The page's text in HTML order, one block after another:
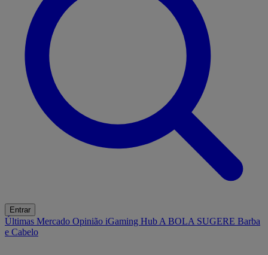
Entrar
Últimas Mercado Opinião iGaming Hub A BOLA SUGERE Barba
e Cabelo